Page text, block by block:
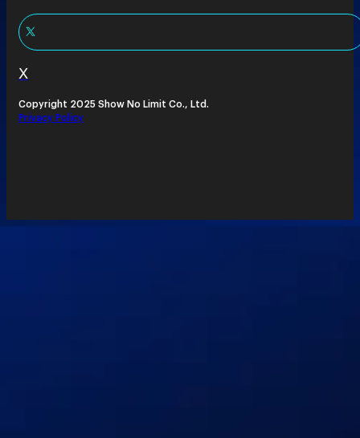
X
Copyright 2025 Show No Limit Co., Ltd.
Privacy Policy